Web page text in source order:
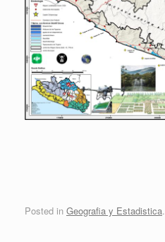
Posted in Geografia y Estadistica.